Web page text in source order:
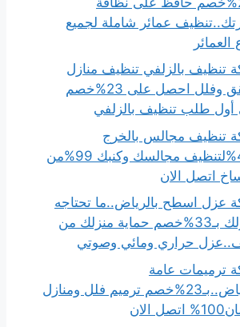
عمائر شاملة لجميع
العمائر
تنظيف بالزلفي تنظيف منازل
وشقق وفلل احصل على 23%خصم
أول طلب تنظيف بالزلفي
تنظيف مجالس بالخرج
بـ40%لتنظيف مجالسك وكنبك 99%من
اتصل الان
عزل اسطح بالرياض..ما تحتاجه
لمنزلك بـ33%خصم حماية منزلك من
حراري ومائي وصوتي
ترميمات عامة
بالرياض..بـ23%خصم ترميم فلل ومنازل
الان